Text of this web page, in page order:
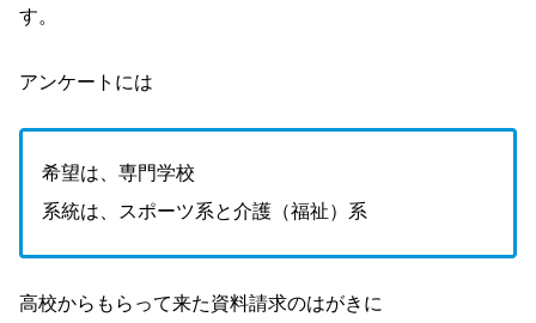
す。
アンケートには
希望は、専門学校
系統は、スポーツ系と介護（福祉）系
高校からもらって来た資料請求のはがきに